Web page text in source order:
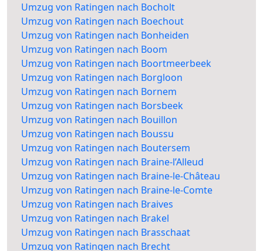
Umzug von Ratingen nach Bocholt
Umzug von Ratingen nach Boechout
Umzug von Ratingen nach Bonheiden
Umzug von Ratingen nach Boom
Umzug von Ratingen nach Boortmeerbeek
Umzug von Ratingen nach Borgloon
Umzug von Ratingen nach Bornem
Umzug von Ratingen nach Borsbeek
Umzug von Ratingen nach Bouillon
Umzug von Ratingen nach Boussu
Umzug von Ratingen nach Boutersem
Umzug von Ratingen nach Braine-l’Alleud
Umzug von Ratingen nach Braine-le-Château
Umzug von Ratingen nach Braine-le-Comte
Umzug von Ratingen nach Braives
Umzug von Ratingen nach Brakel
Umzug von Ratingen nach Brasschaat
Umzug von Ratingen nach Brecht